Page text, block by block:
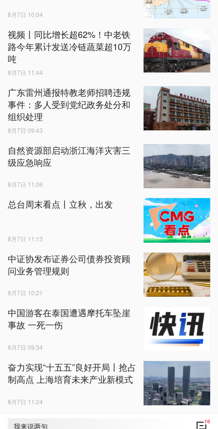
我来说两句 10
8月7日 10:04
视频丨同比增长超62%！中老铁
路今年累计发送冷链蔬菜超10万
吨
8月7日 11:44
广东雷州通报特教老师招聘违规
事件：多人受到党纪政务处分和
组织处理
8月7日 09:43
自然资源部启动浙江海洋灾害三
级应急响应
8月7日 11:06
总台周末看点丨立秋，出发
8月7日 11:13
中证协发布证券公司债券投资顾
问业务管理规则
8月7日 10:21
中国游客在泰国遭遇摩托车坠崖
事故 一死一伤
8月7日 09:34
奋力实现“十五五”良好开局丨抢占
制高点 上海培育未来产业新模式
8月7日 11:24